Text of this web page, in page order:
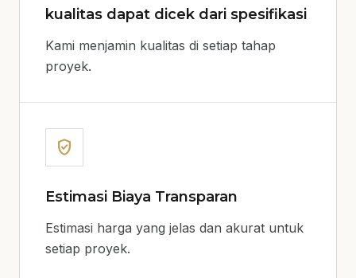
kualitas dapat dicek dari spesifikasi
Kami menjamin kualitas di setiap tahap
proyek.
verified_user
Estimasi Biaya Transparan
Estimasi harga yang jelas dan akurat untuk
setiap proyek.